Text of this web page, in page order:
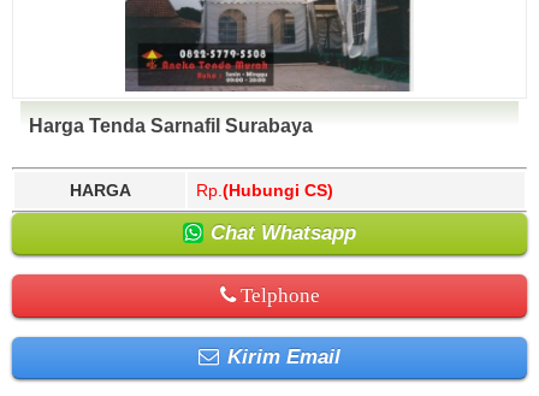
Harga Tenda Sarnafil Surabaya
HARGA Rp. (Hubungi CS)
Chat Whatsapp
Telphone
Kirim Email